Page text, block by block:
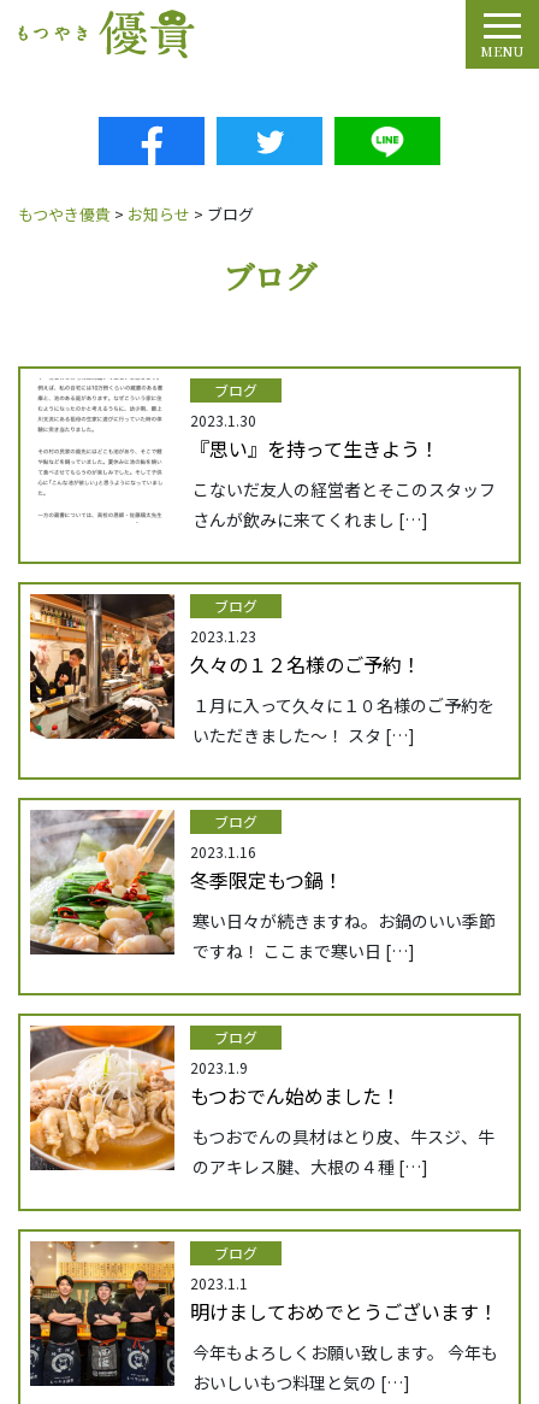
MENU
もつやき優貴 > お知らせ > ブログ
ブログ
ブログ
2023.1.30
『思い』を持って生きよう！
こないだ友人の経営者とそこのスタッフ
さんが飲みに来てくれまし […]
ブログ
2023.1.23
久々の１２名様のご予約！
１月に入って久々に１０名様のご予約を
いただきました～！ スタ […]
ブログ
2023.1.16
冬季限定もつ鍋！
寒い日々が続きますね。お鍋のいい季節
ですね！ ここまで寒い日 […]
ブログ
2023.1.9
もつおでん始めました！
もつおでんの具材はとり皮、牛スジ、牛
のアキレス腱、大根の４種 […]
ブログ
2023.1.1
明けましておめでとうございます！
今年もよろしくお願い致します。 今年も
おいしいもつ料理と気の […]